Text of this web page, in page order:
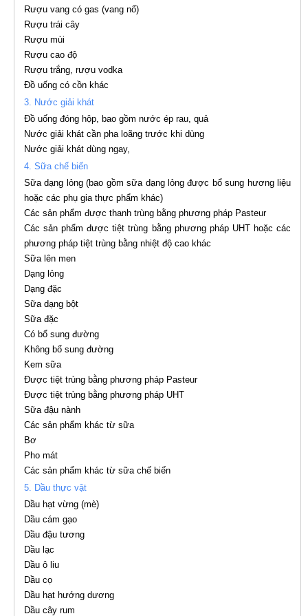
Rượu vang có gas (vang nổ)
Rượu trái cây
Rượu mùi
Rượu cao độ
Rượu trắng, rượu vodka
Đồ uống có cồn khác
3. Nước giải khát
Đồ uống đóng hộp, bao gồm nước ép rau, quả
Nước giải khát cần pha loãng trước khi dùng
Nước giải khát dùng ngay,
4. Sữa chế biến
Sữa dạng lỏng (bao gồm sữa dạng lỏng được bổ sung hương liệu
hoặc các phụ gia thực phẩm khác)
Các sản phẩm được thanh trùng bằng phương pháp Pasteur
Các sản phẩm được tiệt trùng bằng phương pháp UHT hoặc các
phương pháp tiệt trùng bằng nhiệt độ cao khác
Sữa lên men
Dạng lỏng
Dạng đặc
Sữa dạng bột
Sữa đặc
Có bổ sung đường
Không bổ sung đường
Kem sữa
Được tiệt trùng bằng phương pháp Pasteur
Được tiệt trùng bằng phương pháp UHT
Sữa đậu nành
Các sản phẩm khác từ sữa
Bơ
Pho mát
Các sản phẩm khác từ sữa chế biến
5. Dầu thực vật
Dầu hạt vừng (mè)
Dầu cám gạo
Dầu đậu tương
Dầu lạc
Dầu ô liu
Dầu cọ
Dầu hạt hướng dương
Dầu cây rum